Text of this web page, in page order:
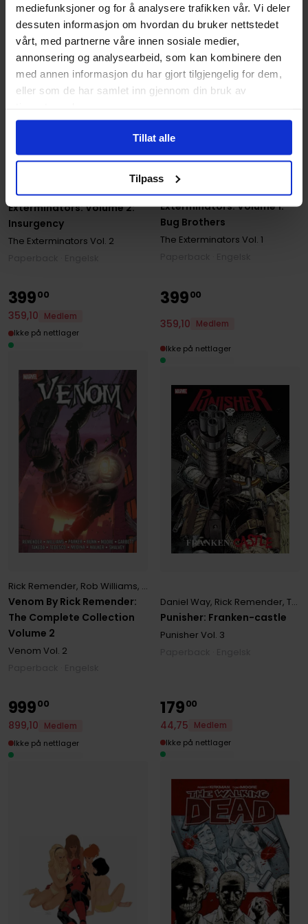
mediefunksjoner og for å analysere trafikken vår. Vi deler
dessuten informasjon om hvordan du bruker nettstedet
vårt, med partnerne våre innen sosiale medier,
annonsering og analysearbeid, som kan kombinere den
med annen informasjon du har gjort tilgjengelig for dem,
eller som de har samlet inn gjennom din bruk av
Tillat alle
Tilpass
Exterminators: Volume 2:
Insurgency
Ande Parks,Chris Samnee,Sean Parsons ,Simon Oliver,Tony
The Exterminators Vol. 2
Exterminators: Volume 1:
Bug Brothers
Simon Oliver,Tony Moore
The Exterminators Vol. 1
Venom By Rick Remender:
The Complete Collection
Volume 2
Rick Remender, Rob Williams, Tony Moore
Venom Vol. 2
39900
359,10
Medlem
Ikke på nettlager
Punisher: Franken-castle
Daniel Way, Rick Remender,Tony Moore
Punisher Vol. 3
39900
359,10 Medlem
Ikke på nettlager
99900
899,10
Medlem
Ikke på nettlager
17900
44,75
Medlem
Ikke på nettlager